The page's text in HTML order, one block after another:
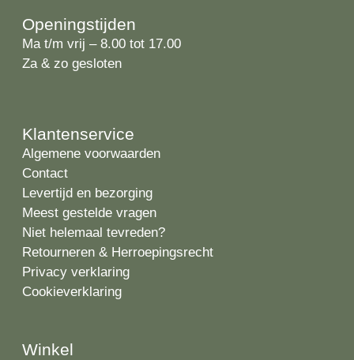
Openingstijden
Ma t/m vrij – 8.00 tot 17.00
Za & zo gesloten
Klantenservice
Algemene voorwaarden
Contact
Levertijd en bezorging
Meest gestelde vragen
Niet helemaal tevreden?
Retourneren & Herroepingsrecht
Privacy verklaring
Cookieverklaring
Winkel